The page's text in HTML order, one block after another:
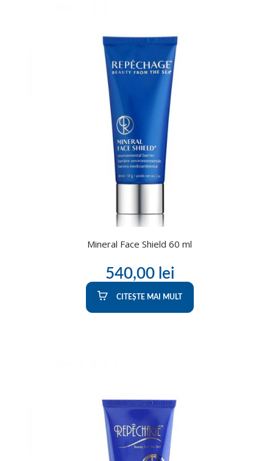
Mineral Face Shield 60 ml
540,00 lei
CITEȘTE MAI MULT